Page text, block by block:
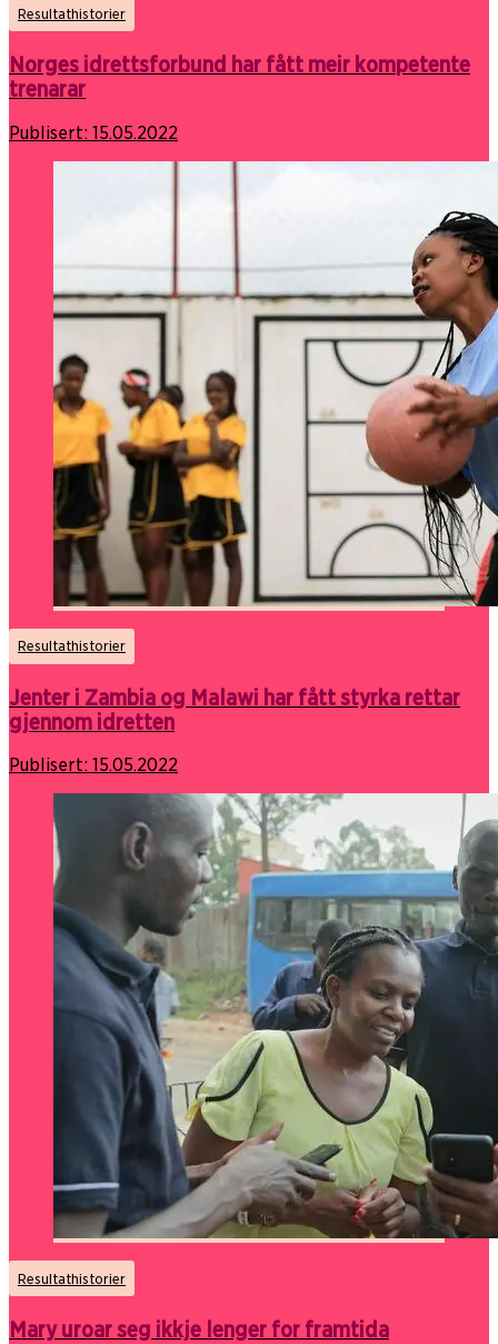
Resultathistorier
Norges idrettsforbund har fått meir kompetente
trenarar
Publisert: 15.05.2022
Resultathistorier
Jenter i Zambia og Malawi har fått styrka rettar
gjennom idretten
Publisert: 15.05.2022
Resultathistorier
Mary uroar seg ikkje lenger for framtida